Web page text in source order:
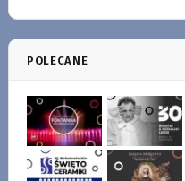
POLECANE